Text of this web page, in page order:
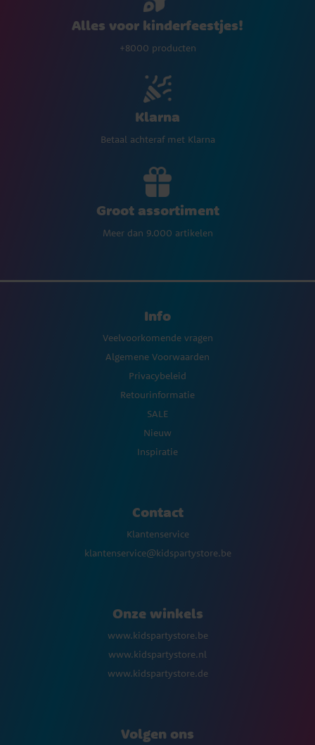
Alles voor kinderfeestjes!
+8000 producten
Klarna
Betaal achteraf met Klarna
Groot assortiment
Meer dan 9.000 artikelen
Info
Veelvoorkomende vragen
Algemene Voorwaarden
Privacybeleid
Retourinformatie
SALE
Nieuw
Inspiratie
Contact
Klantenservice
klantenservice@kidspartystore.be
Onze winkels
www.kidspartystore.be
www.kidspartystore.nl
www.kidspartystore.de
Volgen ons